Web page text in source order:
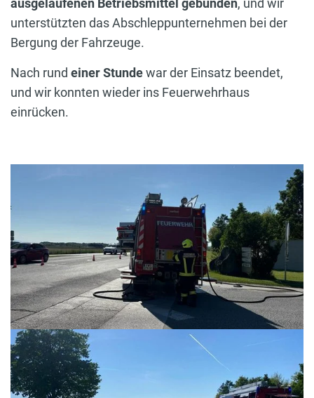
ausgelaufenen Betriebsmittel gebunden, und wir
unterstützten das Abschleppunternehmen bei der
Bergung der Fahrzeuge.
Nach rund einer Stundewar der Einsatz beendet,
und wir konnten wieder ins Feuerwehrhaus
einrücken.